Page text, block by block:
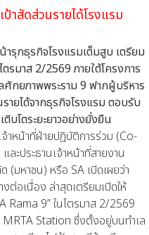
ป้าสัดส่วนรายได้โรงแรม
ารุกธุรกิจโรงแรมเต็มสูบ เตรียม
รมาส 2/2569 ภายใต้โครงการ
กยภาพพระราม 9 ฟากผู้บริหาร
ายได้จากธุรกิจโรงแรม ตอบรับ
ติบโตระยะยาวอย่างยั่งยืน
น้าที่ฝ่ายปฏิบัติการร่วม (Co-
ะประธานเจ้าหน้าที่สายงาน
มหาชน) หรือ SA เปิดเผยว่า
ต่อเนื่อง ล่าสุดเตรียมเปิดให้
Rama 9” ในไตรมาส 2/2569
Station ซึ่งตั้งอยู่บนทำเล